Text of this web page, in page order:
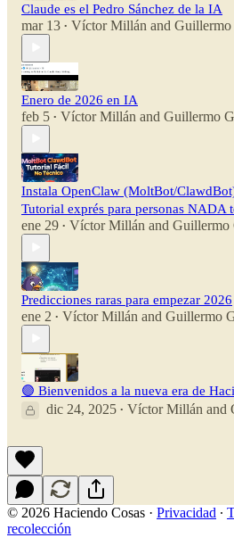
Claude es el Pedro Sánchez de la IA
mar 13 • Víctor Millán and Guillermo
Enero de 2026 en IA
feb 5 • Víctor Millán and Guillermo
Instala OpenClaw (MoltBot/
Tutorial exprés para personas NADA
ene 29 • Víctor Millán and Guillermo
Predicciones raras para empezar 2026
ene 2 • Víctor Millán and Guillermo
🟣 Bienvenidos a la nueva era de
dic 24, 2025 • Víctor Millán and
© 2026 Haciendo Cosas · Privacidad ∙
recolección